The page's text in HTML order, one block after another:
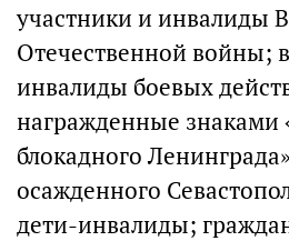
участники и инвалиды
Отечественной войны;
инвалиды боевых
награжденные
блокадного
осажденного
дети-инвалиды;